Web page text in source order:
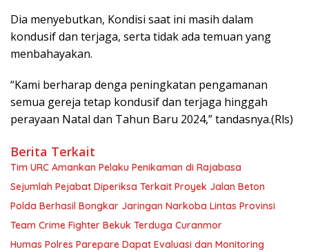
Dia menyebutkan, Kondisi saat ini masih dalam
kondusif dan terjaga, serta tidak ada temuan yang
menbahayakan.
“Kami berharap denga peningkatan pengamanan
semua gereja tetap kondusif dan terjaga hinggah
perayaan Natal dan Tahun Baru 2024,” tandasnya.(Rls)
Berita Terkait
Tim URC Amankan Pelaku Penikaman di Rajabasa
Sejumlah Pejabat Diperiksa Terkait Proyek Jalan Beton
Polda Berhasil Bongkar Jaringan Narkoba Lintas Provinsi
Team Crime Fighter Bekuk Terduga Curanmor
Humas Polres Parepare Dapat Evaluasi dan Monitoring